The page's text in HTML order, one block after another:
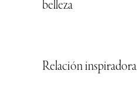
belleza
Relación inspiradora